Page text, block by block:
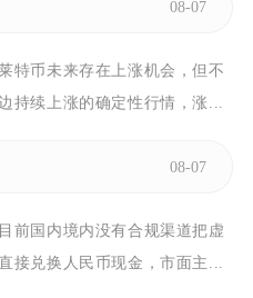
08-07
特币未来存在上涨机会，但不
持续上涨的确定性行情，涨...
08-07
目前国内境内没有合规渠道把虚
接兑换人民币现金，市面主...